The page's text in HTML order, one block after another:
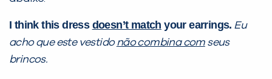
I think this dress doesn’t match your earrings. Eu
acho que este vestidonão combina comseus
brincos.